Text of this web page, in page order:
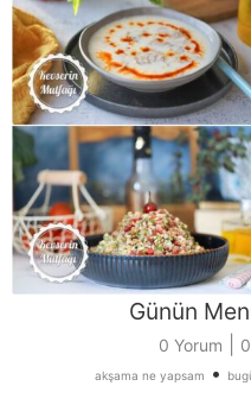
Günün
0 Yorum
akşama ne yapsam •